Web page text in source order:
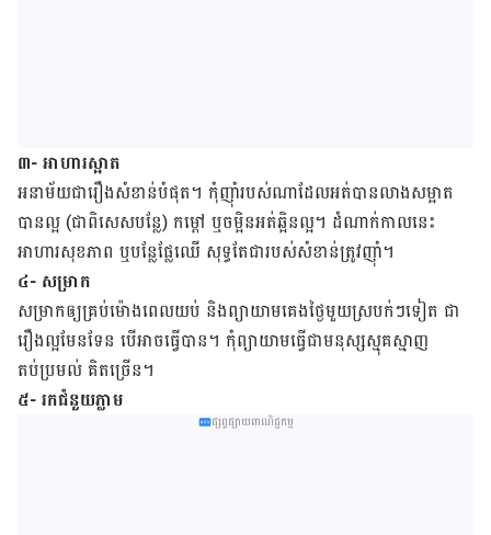
៣- អាហារ​ស្អាត
អនាម័យ​ជា​រឿង​សំខាន់​បំផុត។ កុំញ៉ាំ​របស់​ណា​​ដែល​អត់​បាន​លាង​សម្អាត​
បាន​ល្អ (ជាពិសេស​បន្លែ) កម្ដៅ ឬចម្អិន​អត់​ឆ្អិន​ល្អ។ ដំណាក់​កាល​នេះ
អាហារសុខភាព ឬ​បន្លែផ្លែ​ឈើ សុទ្ធ​តែ​ជា​របស់​សំខាន់​ត្រូវ​ញ៉ាំ។
៤- សម្រាក
សម្រាក​ឲ្យ​គ្រប់​ម៉ោង​ពេល​យប់ និង​ព្យាយាម​គេង​ថ្ងៃមួយ​ស្របក់ៗ​ទៀត ជា​
រឿង​ល្អមែនទែន បើ​អាច​ធ្វើ​បាន។ កុំ​ព្យាយាម​ធ្វើ​ជា​មនុស្ស​ស្មុគស្មាញ
តប់ប្រមល់ ​គិត​ច្រើន។
៥- រកជំនួយ​ភ្លាម
ផ្សព្វផ្សាយពាណិជ្ជកម្ម